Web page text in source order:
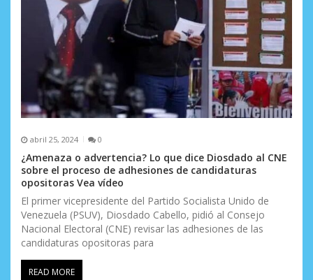
abril 25, 2024 0
¿Amenaza o advertencia? Lo que dice Diosdado al CNE
sobre el proceso de adhesiones de candidaturas
opositoras Vea vídeo
El primer vicepresidente del Partido Socialista Unido de
Venezuela (PSUV), Diosdado Cabello, pidió al Consejo
Nacional Electoral (CNE) revisar las adhesiones de las
candidaturas opositoras para
READ MORE